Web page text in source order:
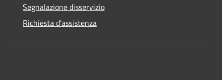
Segnalazione disservizio
Richiesta d'assistenza